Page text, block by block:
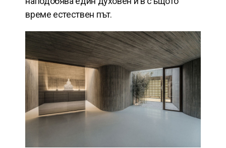
време естествен път.